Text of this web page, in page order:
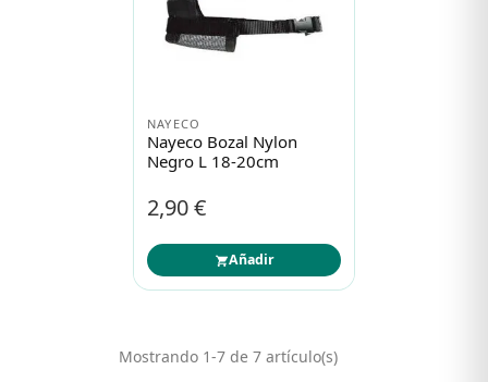
NAYECO
Nayeco Bozal Nylon
Negro L 18-20cm
2,90 €
Añadir
Mostrando 1-7 de 7 artículo(s)